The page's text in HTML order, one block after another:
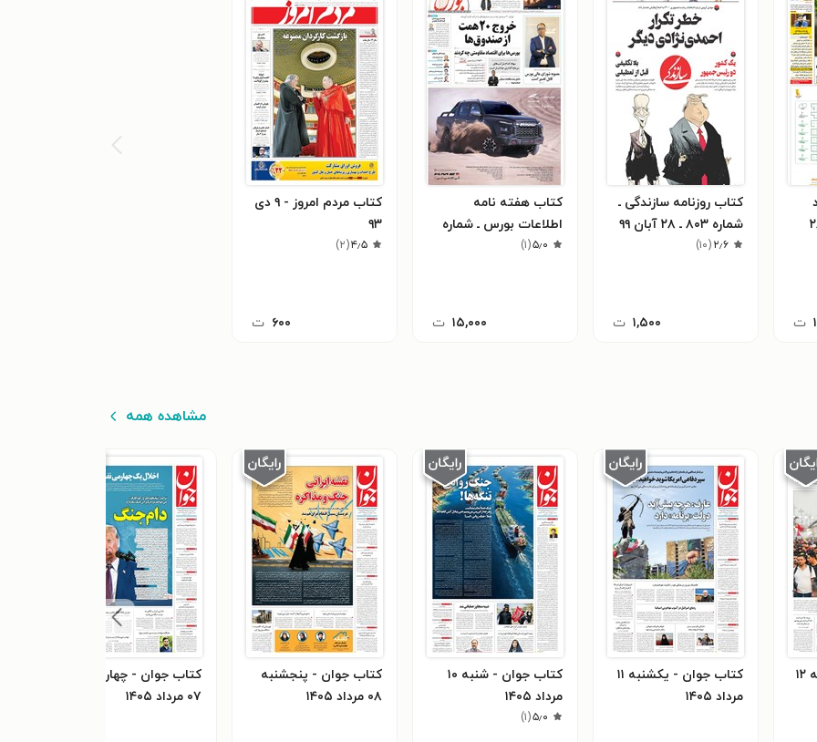
ـ ٢٨
ت
کتاب روزنامه سازندگی ـ
شماره ۸۰۳ ـ ۲۸ آبان ۹۹
۲٫۶(۱۰)
۱,۵۰۰ ت
کتاب هفته نامه
اطلاعات بورس ـ شماره
۵٫۰(۱)
۱۵,۰۰۰ ت
کتاب مردم امروز - ۹ دی
۹۳
۴٫۵(۲)
۶۰۰ ت
مشاهده همه
کتاب جوان - دوشنبه ۱۲
کتاب جوان - يکشنبه ۱۱
مرداد ۱۴۰۵
کتاب جوان - شنبه ۱۰
مرداد ۱۴۰۵
۵٫۰(۱)
کتاب جوان - پنجشنبه
۰۸ مرداد ۱۴۰۵
کتاب جوان - چهارشنبه
۰۷ مرداد ۱۴۰۵